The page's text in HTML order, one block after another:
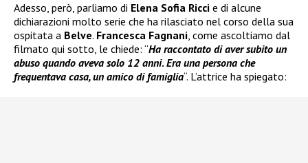
Adesso, però, parliamo di Elena Sofia Ricci e di alcune
dichiarazioni molto serie che ha rilasciato nel corso della sua
ospitata a Belve. Francesca Fagnani, come ascoltiamo dal
filmato qui sotto, le chiede: “Ha raccontato di aver subito un
abuso quando aveva solo 12 anni. Era una persona che
frequentava casa, un amico di famiglia“. L’attrice ha spiegato: